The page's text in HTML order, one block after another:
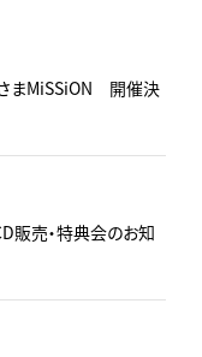
まMiSSiON 開催決
販売・特典会のお知